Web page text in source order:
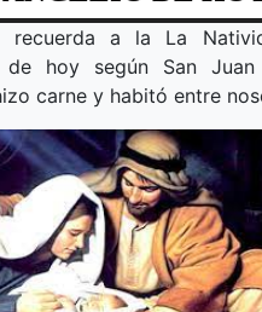
recuerda a la La
de hoy según San Juan
carne y habitó entre